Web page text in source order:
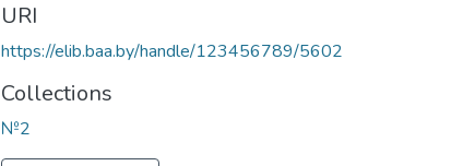
URI
https://elib.baa.by/handle/123456789/5602
Collections
№2